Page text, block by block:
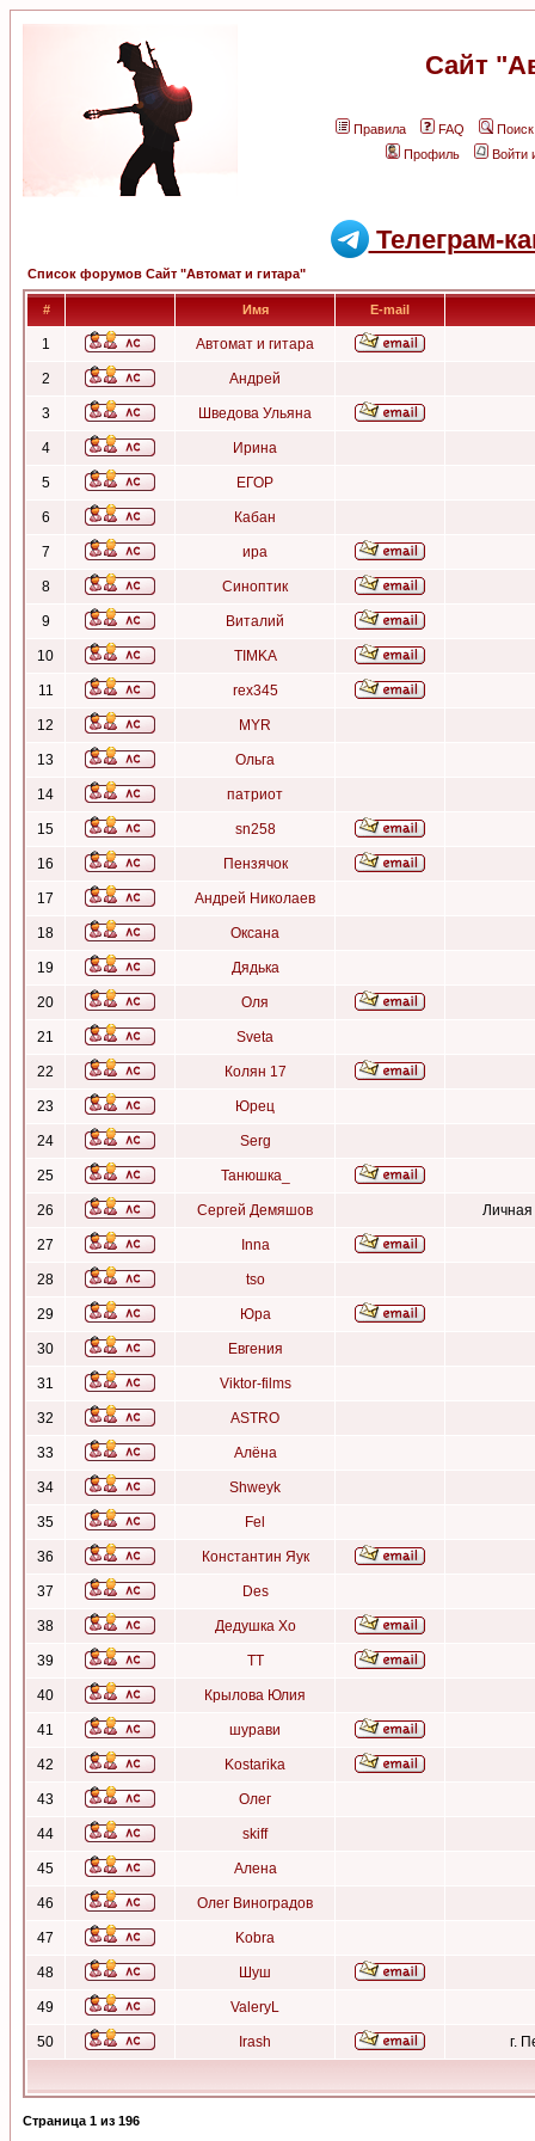
Сайт
Правила FAQ
Поиск
Профиль
Войти
Телеграм-
Список форумов Сайт "Автомат и гитара"
# Имя E-mail
1 Автомат и гитара
2 Андрей
3 Шведова Ульяна
4 Ирина
5 ЕГОР
6 Кабан
7 ира
8 Синоптик
9 Виталий
10 TIMKA
11 rex345
12 MYR
13 Ольга
14 патриот
15 sn258
16 Пензячок
17 Андрей Николаев
18 Оксана
19 Дядька
20 Оля
21 Sveta
22 Колян 17
23 Юрец
24 Serg
25 Танюшка_
26 Сергей Демяшов Личная
27 Inna
28 tso
29 Юра
30 Евгения
31 Viktor-films
32 ASTRO
33 Алёна
34 Shweyk
35 Fel
36 Константин Яук
37 Des
38 Дедушка Хо
39 ТТ
40 Крылова Юлия
41 шурави
42 Kostarika
43 Олег
44 skiff
45 Алена
46 Олег Виноградов
47 Kobra
48 Шуш
49 ValeryL
50 Irash г.
Страница 1 из 196